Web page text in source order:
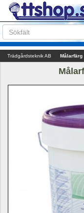
Trädgårdsteknik AB Målarfärg